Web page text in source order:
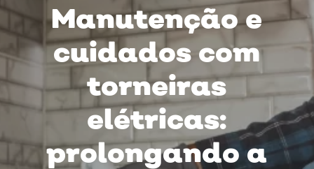
Manutenção e
cuidados com
torneiras
elétricas:
prolongando a